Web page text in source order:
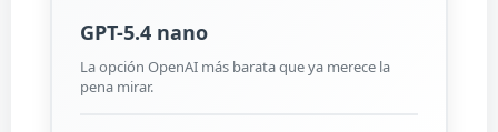
GPT-5.4 nano
La opción OpenAI más barata que ya merece la
pena mirar.